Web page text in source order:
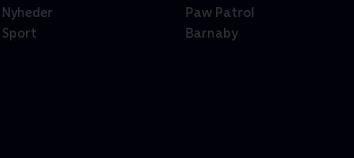
Nyheder
Sport
Paw Patrol
Barnaby